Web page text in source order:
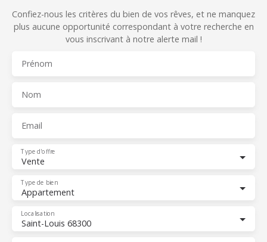
Confiez-nous les critères du bien de vos rêves, et ne manquez
plus aucune opportunité correspondant à votre recherche en
vous inscrivant à notre alerte mail !
Prénom
Nom
Email
Vente
Type d'offre
Appartement
Type de bien
Saint-Louis 68300
Localisation